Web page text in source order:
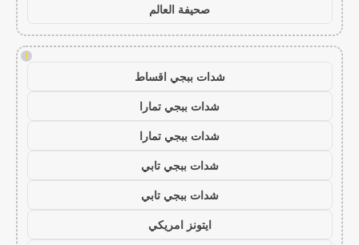
صحيفة العالم
!
شدات ببجي اقساط
شدات ببجي تمارا
شدات ببجي تمارا
شدات ببجي تابي
شدات ببجي تابي
ايتونز امريكي